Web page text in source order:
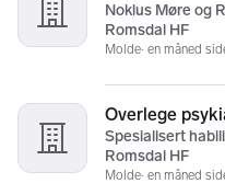
Noklus Møre og
Romsdal HF
Molde en måned
Overlege
Spesialisert
Romsdal HF
Molde en måned